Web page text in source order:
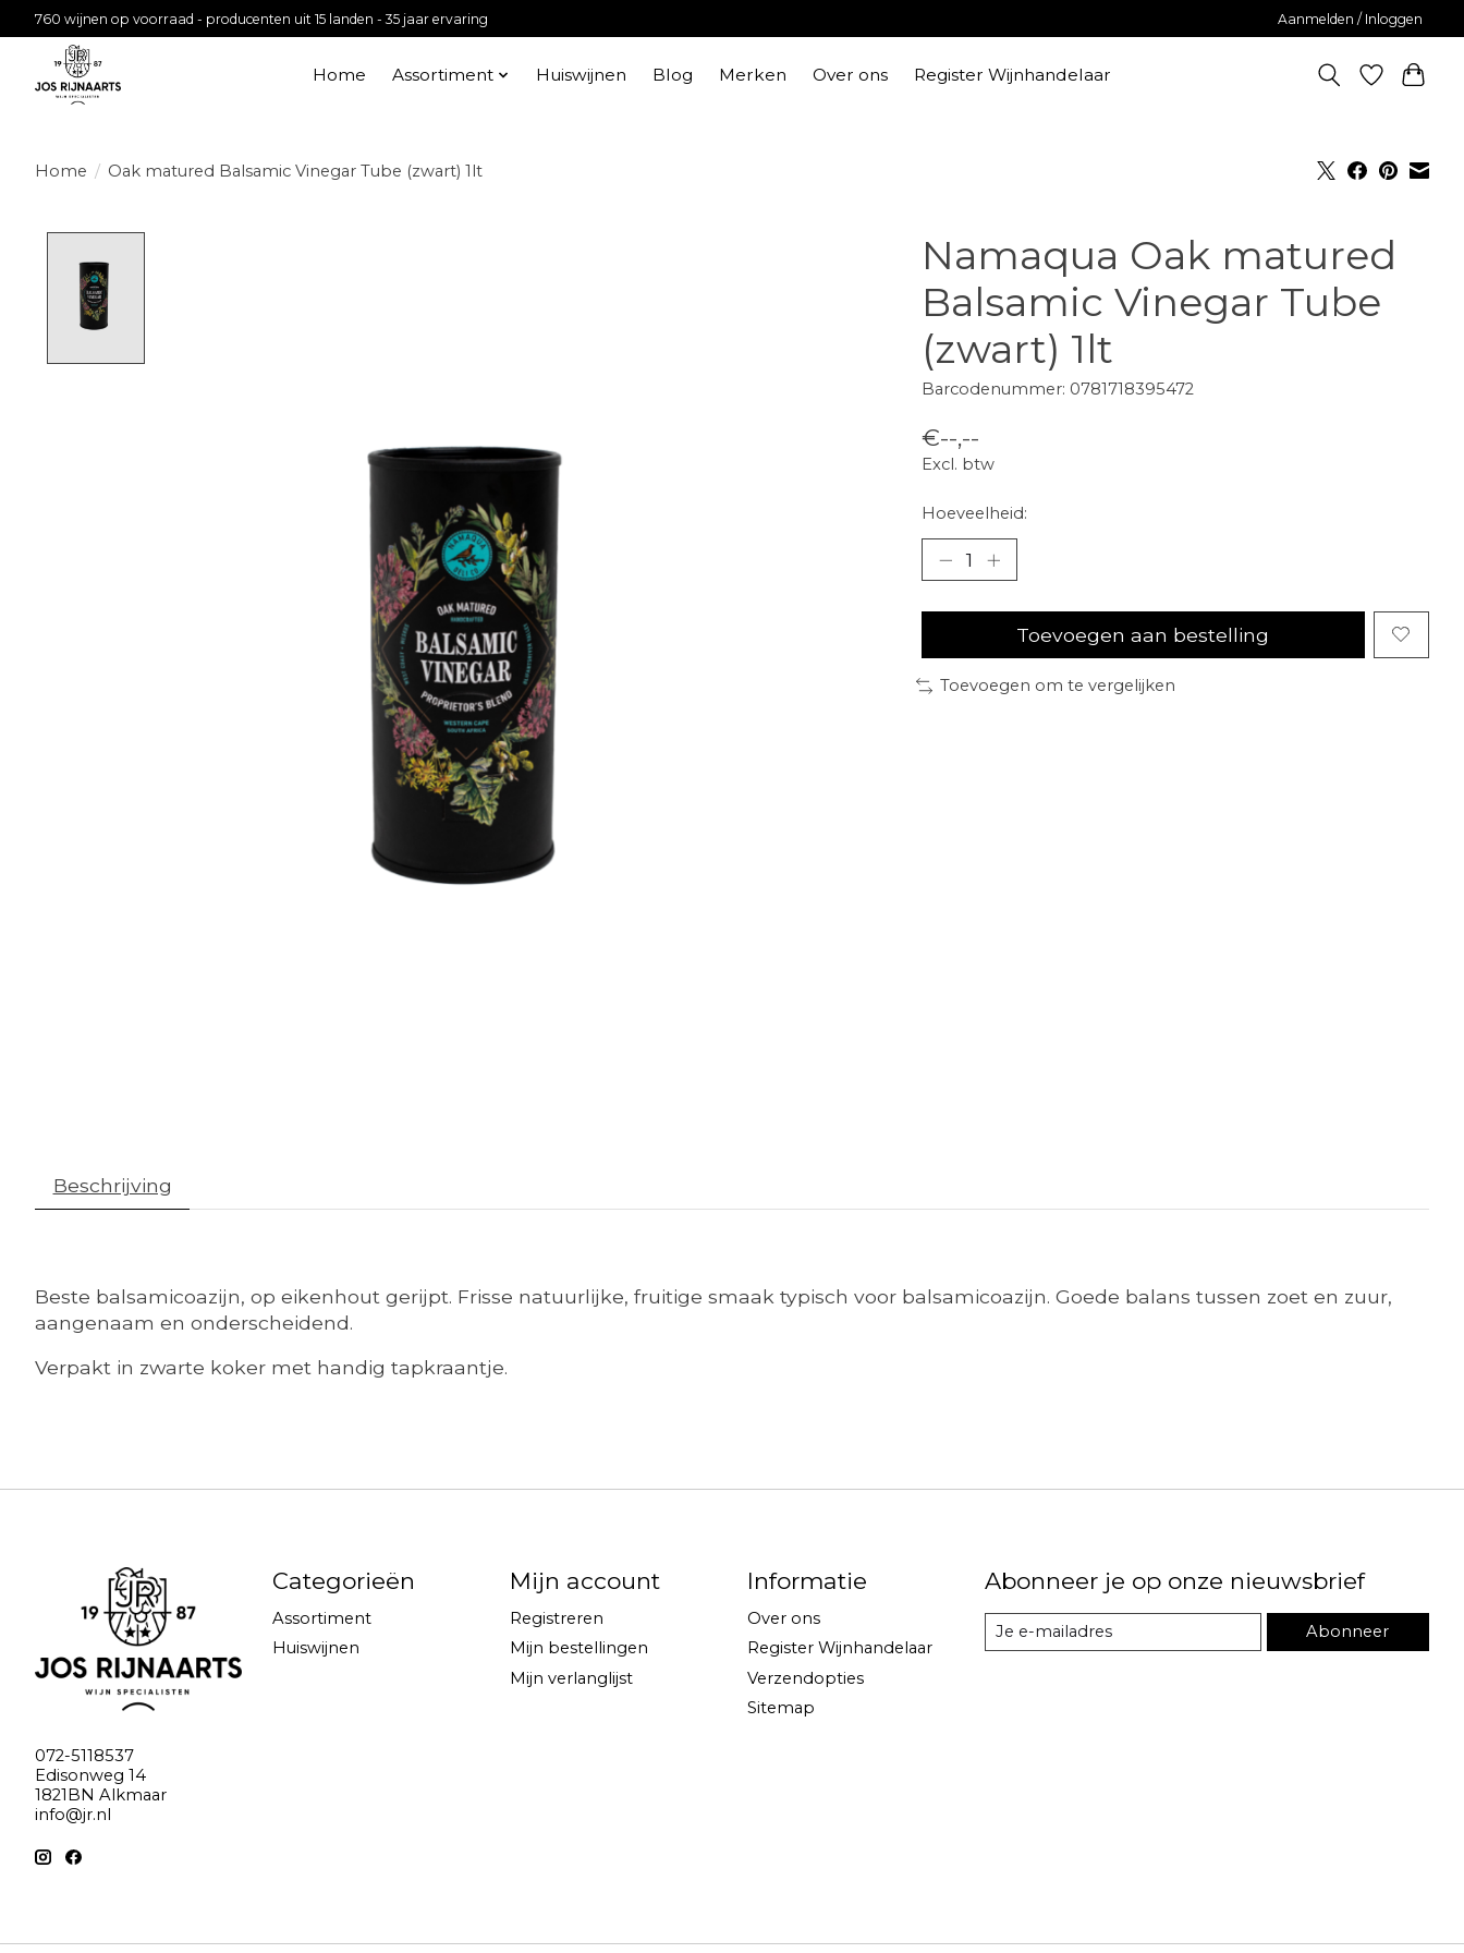
760 wijnen op voorraad - producenten uit 15 landen - 35 jaar ervaring Aanmelden / Inloggen
Home Assortiment Huiswijnen Blog Merken Over ons Register Wijnhandelaar
Home / Oak matured Balsamic Vinegar Tube (zwart) 1lt
Namaqua Oak matured
Balsamic Vinegar Tube
(zwart) 1lt
Barcodenummer: 0781718395472
€--,--
Excl. btw
Hoeveelheid:
Toevoegen aan bestelling
Toevoegen om te vergelijken
Beschrijving
Beste balsamicoazijn, op eikenhout gerijpt. Frisse natuurlijke, fruitige smaak typisch voor balsamicoazijn. Goede balans tussen zoet en zuur,
aangenaam en onderscheidend.
Verpakt in zwarte koker met handig tapkraantje.
072-5118537
Edisonweg 14
1821BN Alkmaar
info@jr.nl
Categorieën
Assortiment
Huiswijnen
Mijn account
Registreren
Mijn bestellingen
Mijn verlanglijst
Informatie
Over ons
Register Wijnhandelaar
Verzendopties
Sitemap
Abonneer je op onze nieuwsbrief
Abonneer